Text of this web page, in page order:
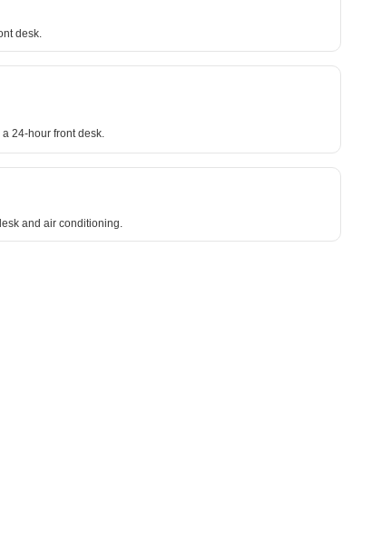
desk.
24-hour front desk.
and air conditioning.